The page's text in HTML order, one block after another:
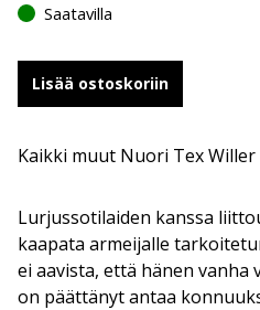
Saatavilla
Lisää ostoskoriin
Kaikki muut Nuori Tex
Lurjussotilaiden kanssa
kaapata armeijalle
ei aavista, että hänen vanha
on päättänyt antaa